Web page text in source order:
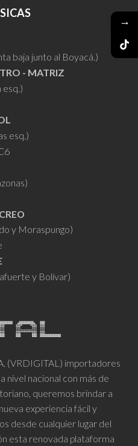
baja junto al Boyacá.)
- MATRIZ
esq.)
esq.)
y Moraspungo)
y Bolívar)
(VRDIGITAL) importadores
nivel nacional con más de
queremos brindar a
experiencia fácil y
desde cualquier lugar del
esta renovada plataforma
→